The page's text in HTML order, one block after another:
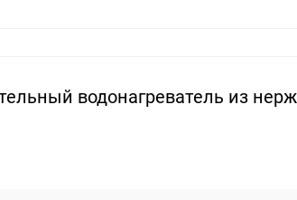
водонагреватель из